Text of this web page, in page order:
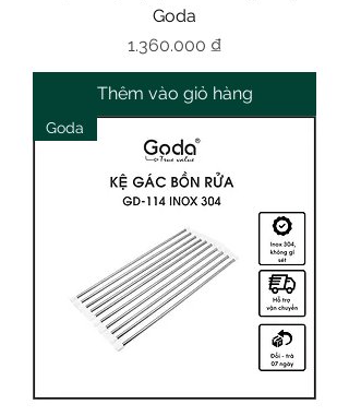
Goda
Giá
1.360.000 ₫
Thêm vào giỏ hàng
Goda